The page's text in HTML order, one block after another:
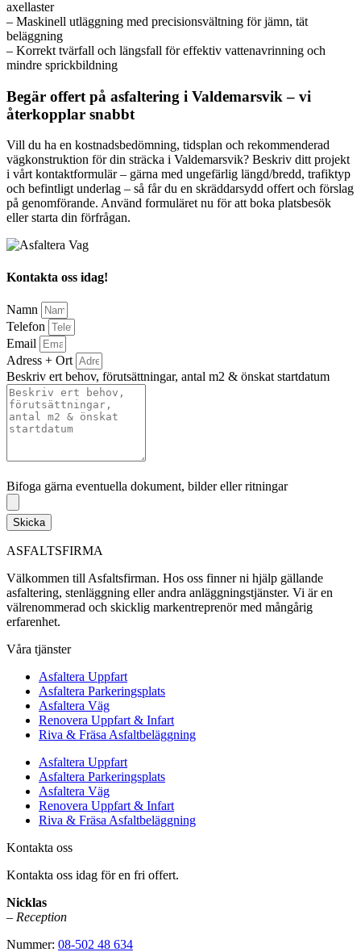
axellaster
– Maskinell utläggning med precisionsvältning för jämn, tät
beläggning
– Korrekt tvärfall och längsfall för effektiv vattenavrinning och
mindre sprickbildning
Begär offert på asfaltering i Valdemarsvik – vi
återkopplar snabbt
Vill du ha en kostnadsbedömning, tidsplan och rekommenderad
vägkonstruktion för din sträcka i Valdemarsvik? Beskriv ditt projekt
i vårt kontaktformulär – gärna med ungefärlig längd/bredd, trafiktyp
och befintligt underlag – så får du en skräddarsydd offert och förslag
på genomförande. Använd formuläret nu för att boka platsbesök
eller starta din förfrågan.
Kontakta oss idag!
Namn
Telefon
Email
Adress + Ort
Beskriv ert behov, förutsättningar, antal m2 & önskat startdatum
Bifoga gärna eventuella dokument, bilder eller ritningar
Skicka
ASFALTSFIRMA
Välkommen till Asfaltsfirman. Hos oss finner ni hjälp gällande
asfaltering, stenläggning eller andra anläggningstjänster. Vi är en
välrenommerad och skicklig markentreprenör med mångårig
erfarenhet.
Våra tjänster
Asfaltera Uppfart
Asfaltera Parkeringsplats
Asfaltera Väg
Renovera Uppfart & Infart
Riva & Fräsa Asfaltbeläggning
Asfaltera Uppfart
Asfaltera Parkeringsplats
Asfaltera Väg
Renovera Uppfart & Infart
Riva & Fräsa Asfaltbeläggning
Kontakta oss
Kontakta oss idag för en fri offert.
Nicklas
– Reception
Nummer: 08-502 48 634